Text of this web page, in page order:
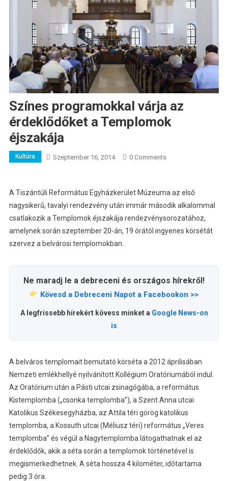
Színes programokkal várja az
érdeklődőket a Templomok
éjszakája
Kultúra Szeptember 16, 2014 0 Comments
A Tiszántúli Református Egyházkerület Múzeuma az első
nagysikerű, tavalyi rendezvény után immár második alkalommal
csatlakozik a Templomok éjszakája rendezvénysorozatához,
amelynek során szeptember 20-án, 19 órától ingyenes körsétát
szervez a belvárosi templomokban.
Ne maradj le a debreceni és országos hírekről!
Kövesd a Debreceni Napot a Facebookon >>
A legfrissebb hírekért kövess minket a Google News-on
is
A belváros templomait bemutató körséta a 2012 áprilisában
Nemzeti emlékhellyé nyilvánított Kollégium Oratóriumából indul.
Az Oratórium után a Pásti utcai zsinagógába, a református
Kistemplomba („csonka templomba”), a Szent Anna utcai
Katolikus Székesegyházba, az Attila téri görög katolikus
templomba, a Kossuth utcai (Méliusz téri) református „Veres
templomba” és végül a Nagytemplomba látogathatnak el az
érdeklődők, akik a séta során a templomok történetével is
megismerkedhetnek. A séta hossza 4 kilométer, időtartama
pedig 3 óra.